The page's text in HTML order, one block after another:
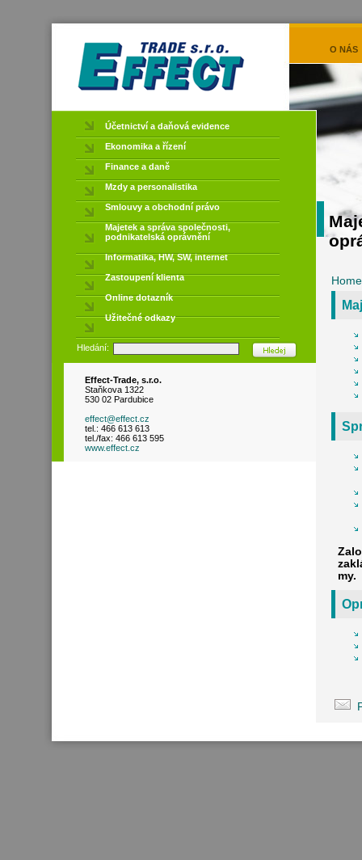
O NÁS
Účetnictví a daňová evidence
Ekonomika a řízení
Finance a daně
Mzdy a personalistika
Smlouvy a obchodní právo
Majetek a správa společnosti,
podnikatelská oprávnění
Informatika, HW, SW, internet
Zastoupení klienta
Online dotazník
Užitečné odkazy
Hledání:
Effect-Trade, s.r.o.
Staňkova 1322
530 02 Pardubice
effect@effect.cz
tel.: 466 613 613
tel./fax: 466 613 595
www.effect.cz
Home
my.